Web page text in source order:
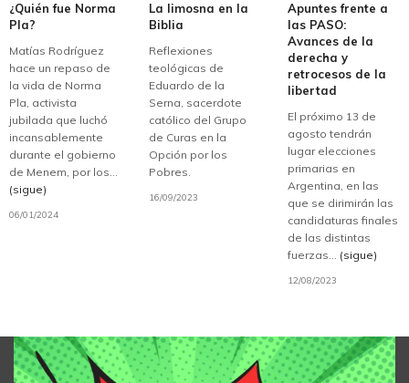
¿Quién fue Norma
Pla?
Matías Rodríguez
hace un repaso de
la vida de Norma
Pla, activista
jubilada que luchó
incansablemente
durante el gobierno
de Menem, por los...
(sigue)
06/01/2024
La limosna en la
Biblia
Reflexiones
teológicas de
Eduardo de la
Serna, sacerdote
católico del Grupo
de Curas en la
Opción por los
Pobres.
16/09/2023
Apuntes frente a
las PASO:
Avances de la
derecha y
retrocesos de la
libertad
El próximo 13 de
agosto tendrán
lugar elecciones
primarias en
Argentina, en las
que se dirimirán las
candidaturas finales
de las distintas
fuerzas... (sigue)
12/08/2023